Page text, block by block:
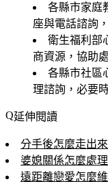
各縣市家庭
座與電話諮詢
衛生福利部
商資源，協助
各縣市社區
理諮詢，必要
延伸閱讀
分手後怎麼走出來
婆媳關係怎麼處理
遠距離戀愛怎麼維